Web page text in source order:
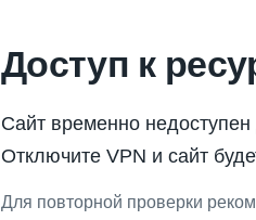
Доступ к
Сайт временно
Отключите VPN и сайт
Для повторной проверки